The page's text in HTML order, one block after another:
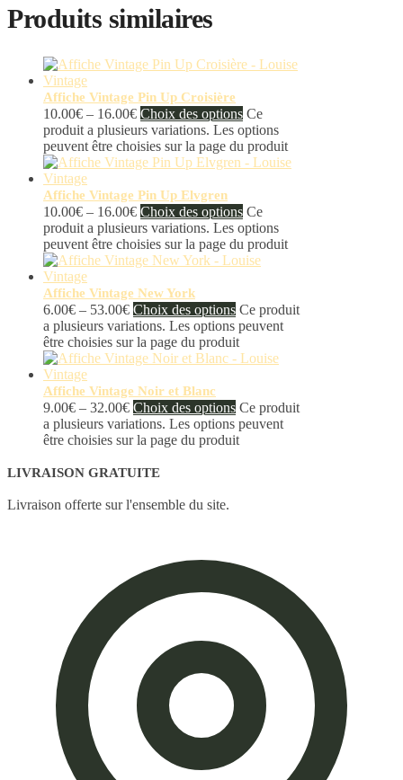
Produits similaires
Affiche Vintage Pin Up Croisière
10.00€ – 16.00€ Choix des options Ce
produit a plusieurs variations. Les options
peuvent être choisies sur la page du produit
Affiche Vintage Pin Up Elvgren
10.00€ – 16.00€ Choix des options Ce
produit a plusieurs variations. Les options
peuvent être choisies sur la page du produit
Affiche Vintage New York
6.00€ – 53.00€ Choix des options Ce produit
a plusieurs variations. Les options peuvent
être choisies sur la page du produit
Affiche Vintage Noir et Blanc
9.00€ – 32.00€ Choix des options Ce produit
a plusieurs variations. Les options peuvent
être choisies sur la page du produit
LIVRAISON GRATUITE
Livraison offerte sur l'ensemble du site.